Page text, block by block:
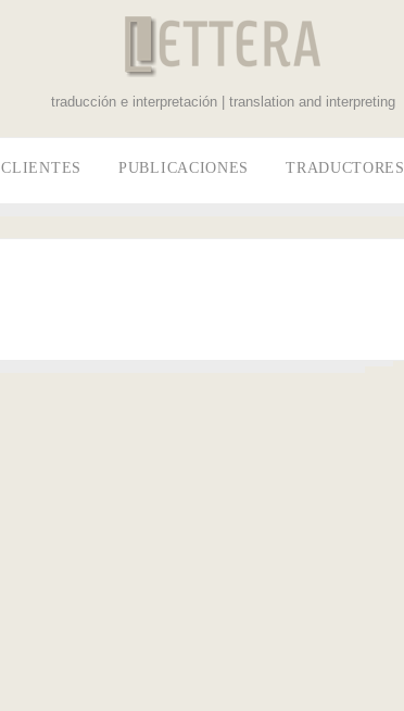
traducción e interpretación | translation and interpreting
CLIENTES PUBLICACIONES TRADUCTORES